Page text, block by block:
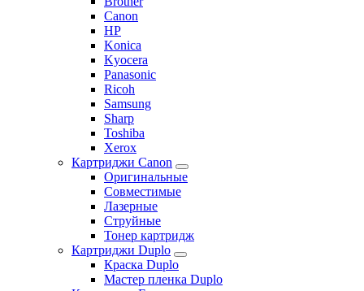
Canon
HP
Konica
Kyocera
Panasonic
Ricoh
Samsung
Sharp
Toshiba
Xerox
Картриджи Canon
Оригинальные
Совместимые
Лазерные
Струйные
Тонер картридж
Картриджи Duplo
Краска Duplo
Мастер пленка Duplo